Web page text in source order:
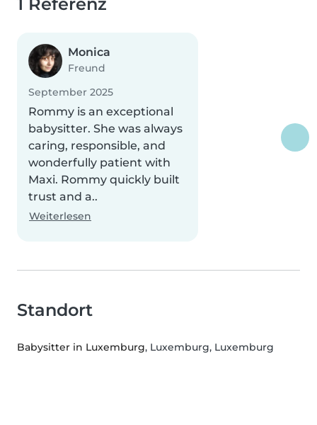
1 Referenz
Monica
Freund
September 2025
Rommy is an exceptional
babysitter. She was always
caring, responsible, and
wonderfully patient with
Maxi. Rommy quickly built
trust and a..
Weiterlesen
Standort
Babysitter in Luxemburg, Luxemburg, Luxemburg